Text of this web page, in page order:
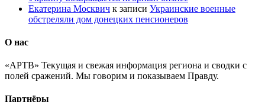
Екатерина Москвич к записи Украинские военные
обстреляли дом донецких пенсионеров
О нас
«АРТВ» Текущая и свежая информация региона и сводки с
полей сражений. Мы говорим и показываем Правду.
Партнёры